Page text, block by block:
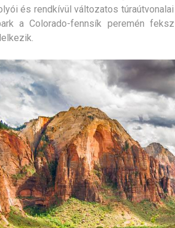
és rendkívül változatos
a Colorado-fennsík peremén